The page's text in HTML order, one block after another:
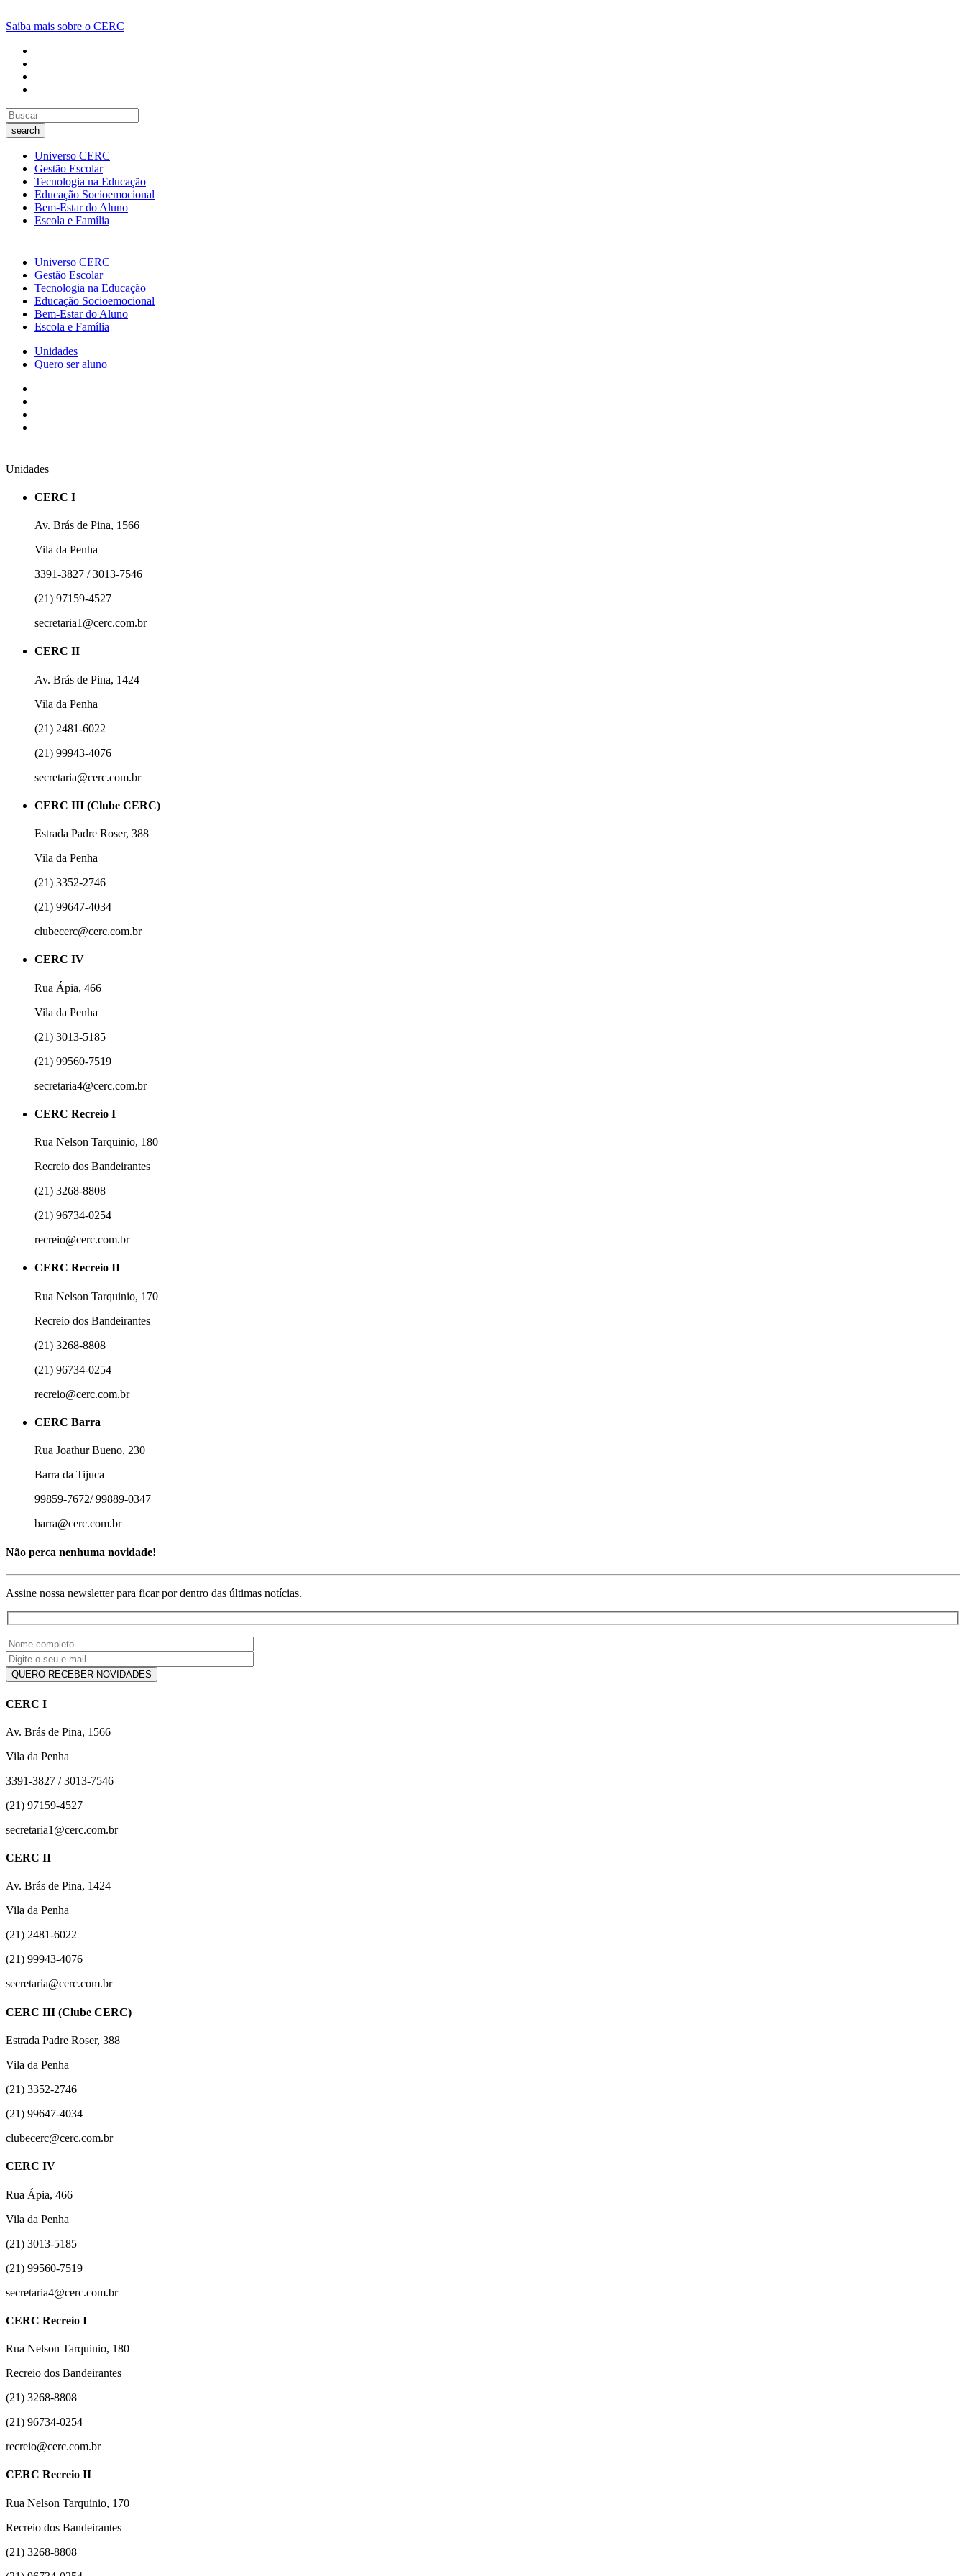
Saiba mais sobre o CERC
search
Universo CERC
Gestão Escolar
Tecnologia na Educação
Educação Socioemocional
Bem-Estar do Aluno
Escola e Família
Universo CERC
Gestão Escolar
Tecnologia na Educação
Educação Socioemocional
Bem-Estar do Aluno
Escola e Família
Unidades
Quero ser aluno
Unidades
CERC I
Av. Brás de Pina, 1566
Vila da Penha
3391-3827 / 3013-7546
(21) 97159-4527
secretaria1@cerc.com.br
CERC II
Av. Brás de Pina, 1424
Vila da Penha
(21) 2481-6022
(21) 99943-4076
secretaria@cerc.com.br
CERC III (Clube CERC)
Estrada Padre Roser, 388
Vila da Penha
(21) 3352-2746
(21) 99647-4034
clubecerc@cerc.com.br
CERC IV
Rua Ápia, 466
Vila da Penha
(21) 3013-5185
(21) 99560-7519
secretaria4@cerc.com.br
CERC Recreio I
Rua Nelson Tarquinio, 180
Recreio dos Bandeirantes
(21) 3268-8808
(21) 96734-0254
recreio@cerc.com.br
CERC Recreio II
Rua Nelson Tarquinio, 170
Recreio dos Bandeirantes
(21) 3268-8808
(21) 96734-0254
recreio@cerc.com.br
CERC Barra
Rua Joathur Bueno, 230
Barra da Tijuca
99859-7672/ 99889-0347
barra@cerc.com.br
Não perca nenhuma novidade!
Assine nossa newsletter para ficar por dentro das últimas notícias.
CERC I
Av. Brás de Pina, 1566
Vila da Penha
3391-3827 / 3013-7546
(21) 97159-4527
secretaria1@cerc.com.br
CERC II
Av. Brás de Pina, 1424
Vila da Penha
(21) 2481-6022
(21) 99943-4076
secretaria@cerc.com.br
CERC III (Clube CERC)
Estrada Padre Roser, 388
Vila da Penha
(21) 3352-2746
(21) 99647-4034
clubecerc@cerc.com.br
CERC IV
Rua Ápia, 466
Vila da Penha
(21) 3013-5185
(21) 99560-7519
secretaria4@cerc.com.br
CERC Recreio I
Rua Nelson Tarquinio, 180
Recreio dos Bandeirantes
(21) 3268-8808
(21) 96734-0254
recreio@cerc.com.br
CERC Recreio II
Rua Nelson Tarquinio, 170
Recreio dos Bandeirantes
(21) 3268-8808